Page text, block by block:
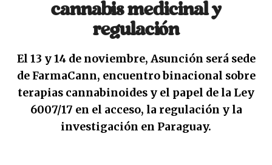
cannabis medicinal y
regulación
El 13 y 14 de noviembre, Asunción será sede
de FarmaCann, encuentro binacional sobre
terapias cannabinoides y el papel de la Ley
6007/17 en el acceso, la regulación y la
investigación en Paraguay.